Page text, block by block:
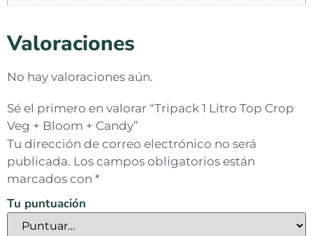
Valoraciones
No hay valoraciones aún.
Sé el primero en valorar “Tripack 1 Litro Top Crop
Veg + Bloom + Candy”
Tu dirección de correo electrónico no será
publicada. Los campos obligatorios están
marcados con *
Tu puntuación